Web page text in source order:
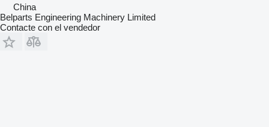
China
Belparts Engineering Machinery Limited
Contacte con el vendedor